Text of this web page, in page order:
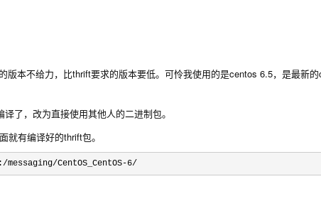
版本不给力，比thrift要求的版本要低。可怜我使用的是centos 6.5，是最新
了，改为直接使用其他人的二进制包。
就有编译好的thrift包。
CentOS_CentOS-6/